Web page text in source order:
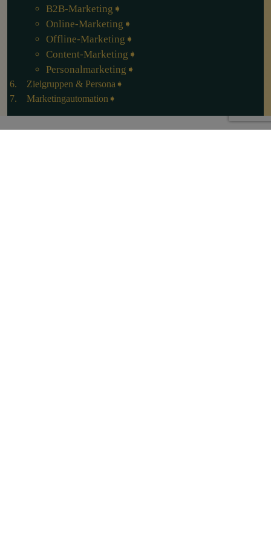
B2B-Marketing
Online-Marketing
Offline-Marketing
Content-Marketing
Personalmarketing
Zielgruppen & Persona
Marketingautomation